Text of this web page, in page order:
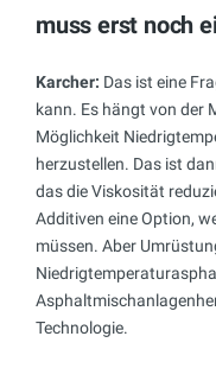
muss erst noch
Karcher: Das ist eine
kann. Es hängt von der
Möglichkeit
herzustellen. Das ist
das die Viskosität
Additiven eine Option,
müssen. Aber
Technologie.